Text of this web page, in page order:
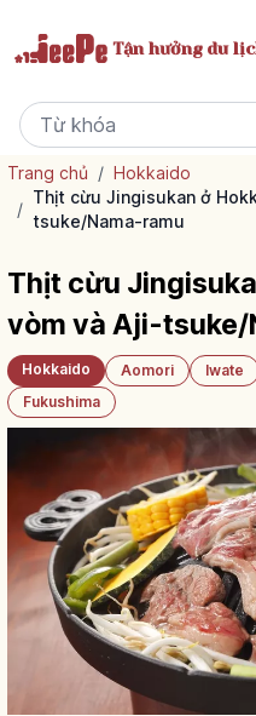
Tận hưởngdu
Trang chủ / Hokkaido
/
Thịt cừu Jingisukan ở
tsuke/Nama-ramu
Thịt cừu
vòm và Aji-tsuke/
Hokkaido Aomori Iwate
Fukushima